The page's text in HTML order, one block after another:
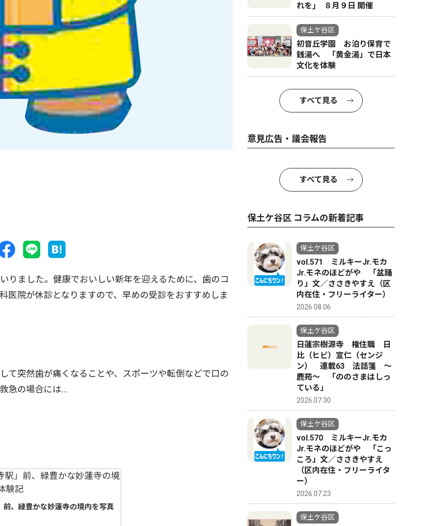
りました。健康でおいしい新年を迎えるために、歯のコ
医院が休診となりますので、早めの受診をおすすめしま
突然歯が痛くなることや、スポーツや転倒などで口の
急の場合には…
前、緑豊かな妙蓮寺の境内を写真
れを｣ ８月９日 開催
保土ケ谷区
初音丘学園 お泊り保育で
銭湯へ 「黄金湯」で日本
文化を体験
すべて見る
意見広告・議会報告
すべて見る
保土ケ谷区 コラムの新着記事
保土ケ谷区
vol.571 ミルキーJr.モカ
Jr.モネのほどがや 「盆踊
り」文／ささきやすえ（区
内在住・フリーライター）
2026.08.06
保土ケ谷区
日蓮宗樹源寺 権住職 日
比（ヒビ）宣仁（センジ
ン） 連載63 法話箋 〜
鹿苑〜 「ののさまはしっ
ている」
2026.07.30
保土ケ谷区
vol.570 ミルキーJr.モカ
Jr.モネのほどがや 「こっ
ころ」文／ささきやすえ
（区内在住・フリーライタ
ー）
2026.07.23
保土ケ谷区